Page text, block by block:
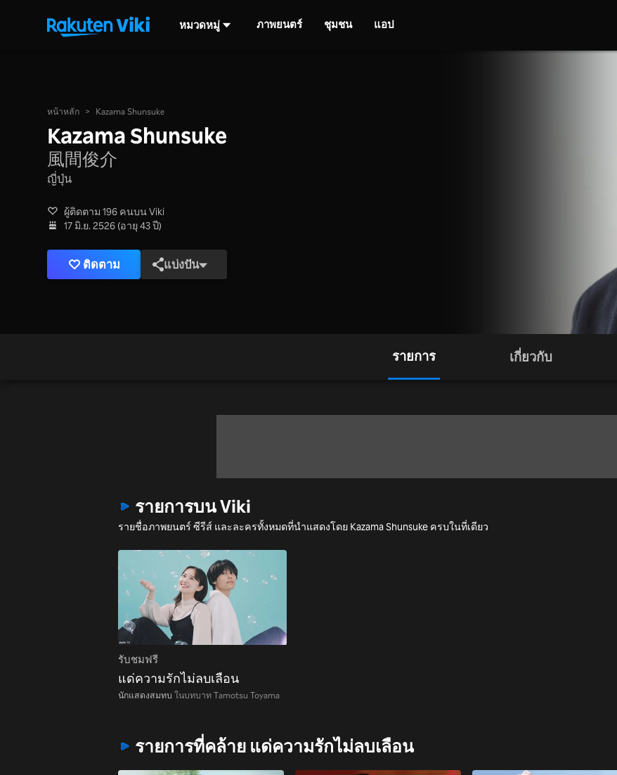
หมวดหมู่ ภาพยนตร์ ชุมชน แอป
หน้าหลัก > Kazama Shunsuke
Kazama Shunsuke
風間俊介
ญี่ปุ่น
ผู้ติดตาม 196 คนบน Viki
17 มิ.ย. 2526 (อายุ 43 ปี)
ติดตาม แบ่งปัน
รายการ เกี่ยวกับ
รายการบน Viki
รายชื่อภาพยนตร์ ซีรีส์ และละครทั้งหมดที่นำแสดงโดย Kazama Shunsuke ครบในที่เดียว
รับชมฟรี
แด่ความรักไม่ลบเลือน
นักแสดงสมทบ ในบทบาท Tamotsu Toyama
รายการที่คล้าย แด่ความรักไม่ลบเลือน